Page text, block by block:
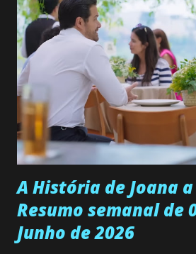
ama, o que não é fácil, já que dedica
se aprimorar, trabalhando,
ser a primeira mulher da família a
universidade. Ela tem uma
muito madura para a idade,
empática. Detesta injustiças e é uma
teimosa e muito persistente quando
Durante um exame ginecológico, ela
A História de Joana
Resumo semanal de
Junho de 2026